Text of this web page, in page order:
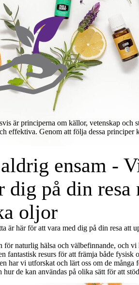
är principerna om källor, vetenskap och
effektiva. Genom att följa dessa
ensam -
dig på din resa
oljor
är här för att vara med dig på din resa att
för naturlig hälsa och välbefinnande, och vi
fantastisk resurs för att främja både fysisk
har vi utforskat och lärt oss om de många
hur de kan användas på olika sätt för att